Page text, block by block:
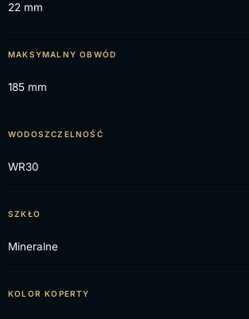
22 mm
MAKSYMALNY OBWÓD
185 mm
WODOSZCZELNOŚĆ
WR30
SZKŁO
Mineralne
KOLOR KOPERTY